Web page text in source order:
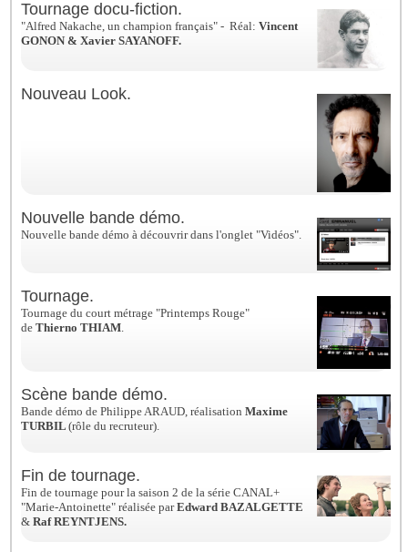
Tournage docu-fiction.
"Alfred Nakache, un champion français" - Réal:Vincent
GONON & Xavier SAYANOFF.
Nouveau Look.
Nouvelle bande démo.
Nouvelle bande démo à découvrir dans l'onglet "Vidéos".
Tournage.
Tournage du court métrage "Printemps Rouge"
deThierno THIAM
Scène bande démo.
Bande démo de Philippe ARAUD, réalisationMaxime
TURBIL(rôle du recruteur).
Fin de tournage.
Fin de tournage pour la saison 2 de la série CANAL+
"Marie-Antoinette" réalisée parEdward BAZALGETTE
& Raf REYNTJENS.